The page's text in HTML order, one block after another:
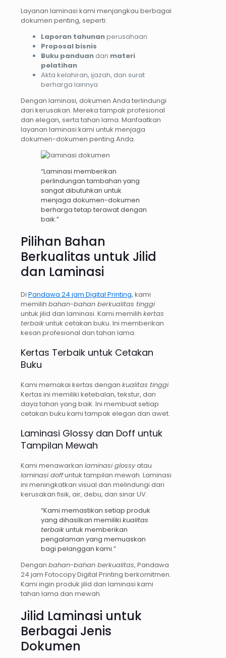
Layanan laminasi kami menjangkau berbagai
dokumen penting, seperti:
Laporan tahunanperusahaan
Proposal bisnis
Buku panduan dan materi
pelatihan
Akta kelahiran, ijazah, dan surat
berharga lainnya
Dengan laminasi, dokumen Anda terlindungi
dari kerusakan. Mereka tampak profesional
dan elegan, serta tahan lama. Manfaatkan
layanan laminasi kami untuk menjaga
dokumen-dokumen penting Anda.
“Laminasi memberikan
perlindungan tambahan yang
sangat dibutuhkan untuk
menjaga dokumen-dokumen
berharga tetap terawat dengan
baik.”
Pilihan Bahan
Berkualitas untuk Jilid
dan Laminasi
Di Pandawa 24 jam Digital Printing, kami
memilih bahan-bahan berkualitas tinggi
untuk jilid dan laminasi. Kami memilih kertas
terbaikuntuk cetakan buku. Ini memberikan
kesan profesional dan tahan lama.
Kertas Terbaik untuk Cetakan
Buku
Kami memakai kertas dengan kualitas tinggi.
Kertas ini memiliki ketebalan, tekstur, dan
daya tahan yang baik. Ini membuat setiap
cetakan buku kami tampak elegan dan awet.
Laminasi Glossy dan Doff untuk
Tampilan Mewah
Kami menawarkan laminasi glossyatau
laminasi doffuntuk tampilan mewah. Laminasi
ini meningkatkan visual dan melindungi dari
kerusakan fisik, air, debu, dan sinar UV.
“Kami memastikan setiap produk
yang dihasilkan memiliki kualitas
terbaikuntuk memberikan
pengalaman yang memuaskan
bagi pelanggan kami.”
Dengan bahan-bahan berkualitas, Pandawa
24 jam Fotocopy Digital Printing berkomitmen.
Kami ingin produk jilid dan laminasi kami
tahan lama dan mewah.
Jilid Laminasi untuk
Berbagai Jenis
Dokumen